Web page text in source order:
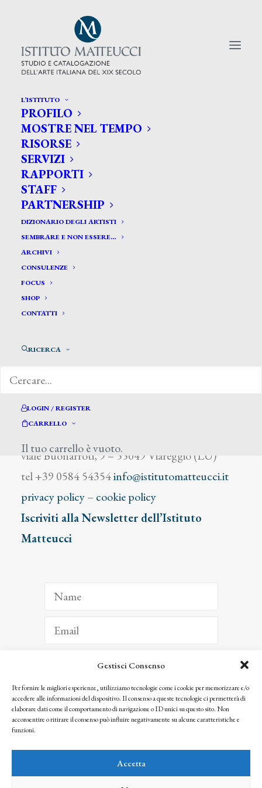
Gestisci Consenso
Per fornire le migliori esperienze, utilizziamo tecnologie come i cookie per memorizzare e/o
accedere alle informazioni del dispositivo. Il consenso a queste tecnologie ci permetterà di
elaborare dati come il comportamento di navigazione o ID unici su questo sito. Non
acconsentire o ritirare il consenso può influire negativamente su alcune caratteristiche e
funzioni.
Accetta
L’ISTITUTO
PROFILO
MOSTRE NEL TEMPO
RISORSE
SERVIZI
RAPPORTI
STAFF
PARTNERSHIP
DIZIONARIO DEGLI ARTISTI
SEMBRARE E NON ESSERE…
ARCHIVI
CONSULENZE
FOCUS
SHOP
CONTATTI
RICERCA
LOGIN / REGISTER
CARRELLO
Il tuo carrello è vuoto.
CERCA TRA GLI ARTISTI:
Search
for:
Gorra Giuseppe
viale Buonarroti, 9 – 55049 Viareggio (LU)
tel +39 0584 54354info@istitutomatteucci.it
privacy policy– cookie policy
Iscriviti alla Newsletter dell’Istituto
Matteucci
ISCRIVITI
Facendo clic per iscriverti, riconosci che le tue informazioni saranno trattate
seguendo la nostra Privacy Policy
© 2025 Istituto Matteucci. All right reserved
l’autorizzazione scritta dei proprietari dei diritti e dell’Istituto Matteucci